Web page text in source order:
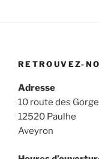
RETROUVEZ-
Adresse
10 route des
12520 Paulhe
Aveyron